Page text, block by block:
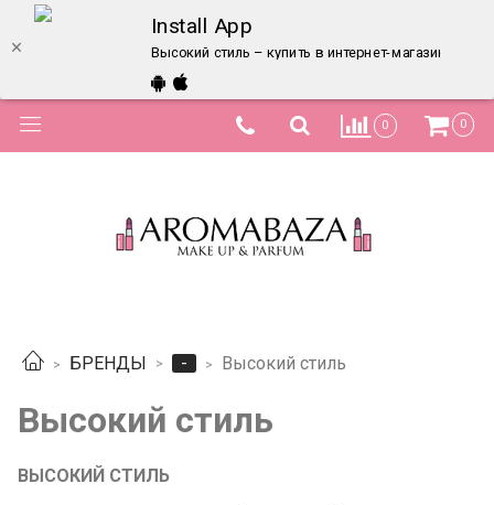
Install App
Высокий стиль – купить в интернет-магазине по
0 0
БРЕНДЫ - Высокий стиль
Высокий стиль
ВЫСОКИЙ СТИЛЬ